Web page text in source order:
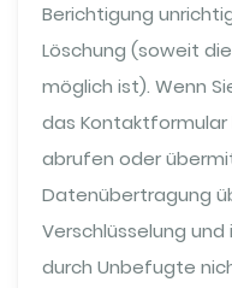
Berichtigung
Löschung (soweit
möglich ist). Wenn
das
abrufen oder
Datenübertragung
Verschlüsselung
durch Unbefugte